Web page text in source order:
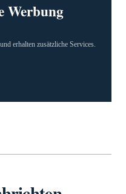
Werbung
erhalten zusätzliche Services.